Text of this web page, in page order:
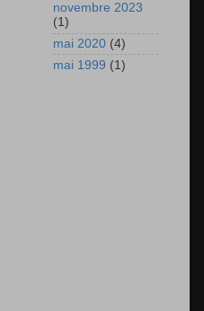
novembre 2023
(1)
mai 2020 (4)
mai 1999 (1)